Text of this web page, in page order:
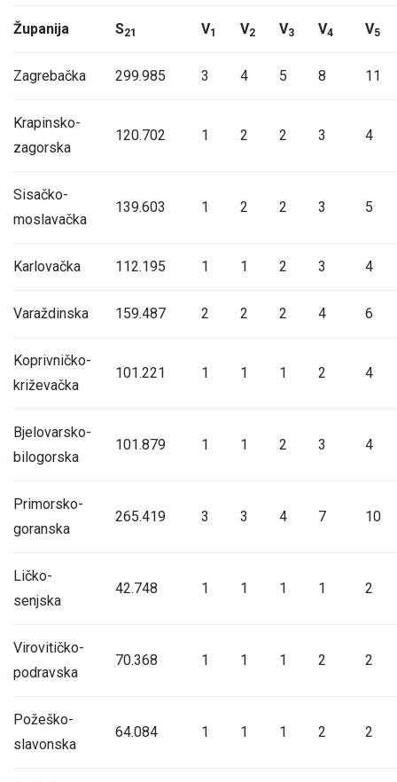
Županija S21 V1 V2 V3 V4 V5
Zagrebačka 299.985 3 4 5 8 11
Krapinsko-
zagorska
120.702 1 2 2 3 4
Sisačko-
moslavačka
139.603 1 2 2 3 5
Karlovačka 112.195 1 1 2 3 4
Varaždinska 159.487 2 2 2 4 6
Koprivničko-
križevačka
101.221 1 1 1 2 4
Bjelovarsko-
bilogorska
101.879 1 1 2 3 4
Primorsko-
goranska
265.419 3 3 4 7 10
Ličko-
senjska
42.748 1 1 1 1 2
Virovitičko-
podravska
70.368 1 1 1 2 2
Požeško-
slavonska
64.084 1 1 1 2 2